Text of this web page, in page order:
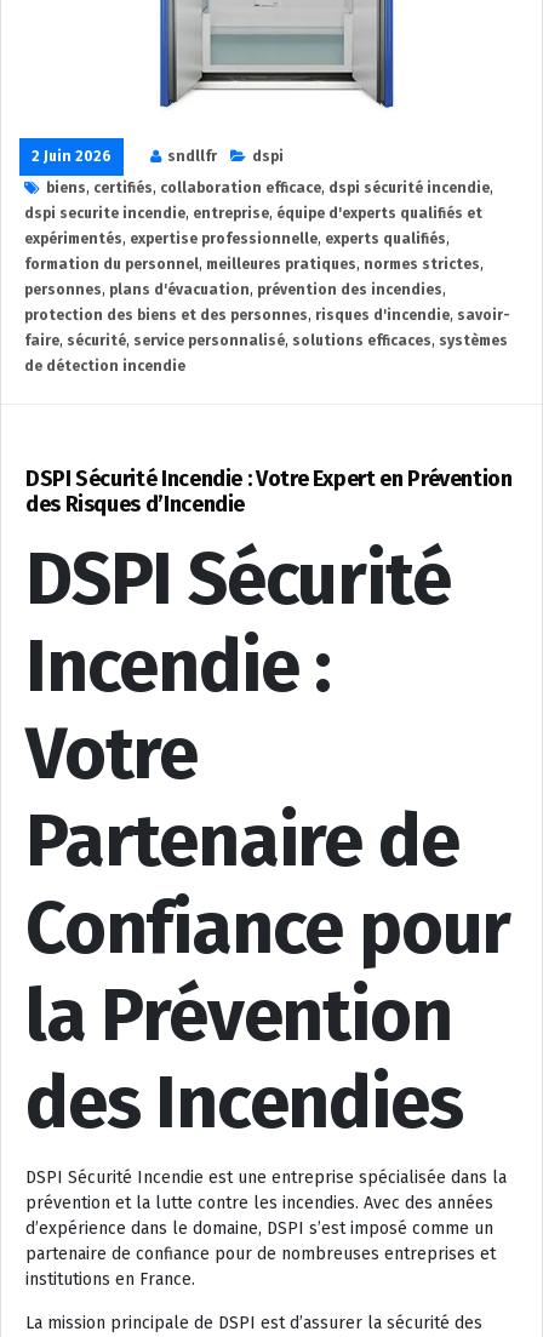
2 Juin 2026 sndllfr
dspi
biens, certifiés, collaboration efficace, dspi sécurité incendie,
dspi securite incendie, entreprise, équipe d'experts qualifiés et
expérimentés, expertise professionnelle, experts qualifiés,
formation du personnel, meilleures pratiques, normes strictes,
personnes, plans d'évacuation, prévention des incendies,
protection des biens et des personnes, risques d'incendie, savoir-
faire, sécurité, service personnalisé, solutions efficaces, systèmes
de détection incendie
DSPI Sécurité Incendie : Votre Expert en Prévention
des Risques d’Incendie
DSPI Sécurité
Incendie :
Votre
Partenaire de
Confiance pour
la Prévention
des Incendies
DSPI Sécurité Incendie est une entreprise spécialisée dans la
prévention et la lutte contre les incendies. Avec des années
d’expérience dans le domaine, DSPI s’est imposé comme un
partenaire de confiance pour de nombreuses entreprises et
institutions en France.
La mission principale de DSPI est d’assurer la sécurité des